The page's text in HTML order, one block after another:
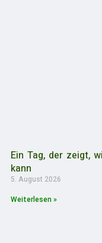
Ein Tag, der zeigt,
kann
5. August 2026
Weiterlesen »